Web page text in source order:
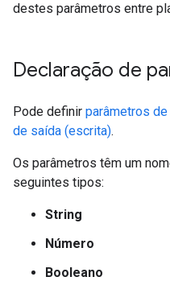
destes parâmetros entre
Declaração de
Pode definir parâmetros
de saída (escrita).
Os parâmetros têm um
seguintes tipos:
String
Número
Booleano